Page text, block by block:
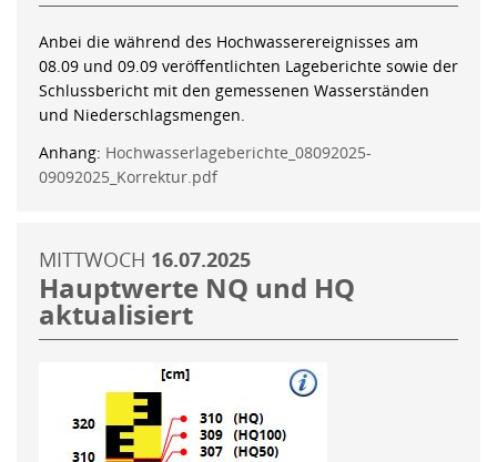
Anbei die während des Hochwasserereignisses am
08.09 und 09.09 veröffentlichten Lageberichte sowie der
Schlussbericht mit den gemessenen Wasserständen
und Niederschlagsmengen.
Anhang: Hochwasserlageberichte_08092025-
09092025_Korrektur.pdf
MITTWOCH 16.07.2025
Hauptwerte NQ und HQ
aktualisiert